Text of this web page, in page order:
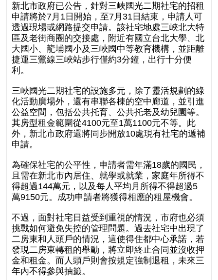
新北市政府已公告，針對三峽國光二期社宅的招租
申請將於7月1日開始，至7月31日結束，申請人可
透過現場或網路提交申請。該社宅地處三峽北大特
區及老街商圈的交接處，附近有國立台北大學、北
大國小、龍埔國小及三峽國中等教育機構，並距離
捷運三鶯線三峽站步行僅約3分鐘，出行十分便
利。
三峽國光二期社宅的設施多元，除了靈活規劃的綠
化活動廣場外，還有串聯各棟的空中廊道，並引進
公益空間，包括公共托育、公共托老及幼兒園等。
其房型租金範圍從4100元至1萬1100元不等。此
外，新北市政府還將同步開放10處現有社宅的遞補
申請。
為確保社宅的公平性，申請者需年滿18歲的國民，
且需在新北市內居住、就學或就業，家庭年所得不
得超過144萬元，以及每人平均月所得不得超過5
萬9150元。成功申請者將獲得相應的租屋機會。
不過，面對社宅日益受到重視的情況，市府也必須
挑戰如何避免失控的管理問題。過去社宅中出現了
二房東和人頭戶的情況，這使得住都中心承諾，若
發現二房東轉租的舉動，將立即終止合同並沒收押
金和租金。而人頭戶則會按規定強制退租，未來三
年內不得參與抽籤。